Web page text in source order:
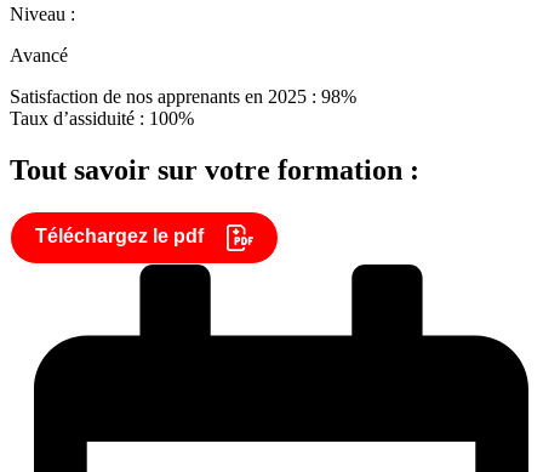
Niveau :
Avancé
Satisfaction de nos apprenants en 2025 : 98%
Taux d’assiduité : 100%
Tout savoir sur votre formation :
Téléchargez le pdf